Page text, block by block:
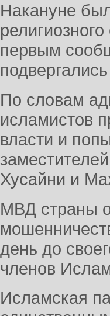
Накануне
первым
По словам
исламистов
власти и
Хусайни и
МВД страны
день до
членов
Исламская